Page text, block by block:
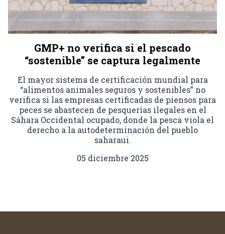
GMP+ no verifica si el pescado
“sostenible” se captura legalmente
El mayor sistema de certificación mundial para
“alimentos animales seguros y sostenibles” no
verifica si las empresas certificadas de piensos para
peces se abastecen de pesquerías ilegales en el
Sáhara Occidental ocupado, donde la pesca viola el
derecho a la autodeterminación del pueblo
saharaui.
05 diciembre 2025